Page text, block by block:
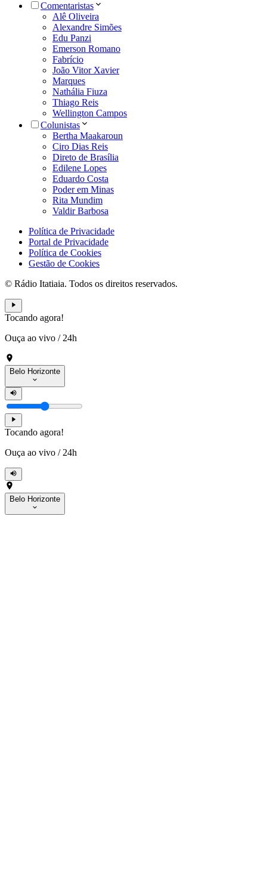
Comentaristas
Alê Oliveira
Alexandre Simões
Edu Panzi
Emerson Romano
Fabrício
João Vitor Xavier
Marques
Nathália Fiuza
Thiago Reis
Wellington Campos
Colunistas
Bertha Maakaroun
Ciro Dias Reis
Direto de Brasília
Edilene Lopes
Eduardo Costa
Poder em Minas
Rita Mundim
Valdir Barbosa
Política de Privacidade
Portal de Privacidade
Política de Cookies
Gestão de Cookies
© Rádio Itatiaia. Todos os direitos reservados.
Tocando agora!
Ouça ao vivo / 24h
Belo Horizonte
Tocando agora!
Ouça ao vivo / 24h
Belo Horizonte